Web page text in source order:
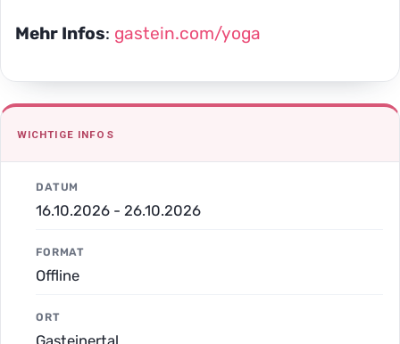
Mehr Infos: gastein.com/yoga
WICHTIGE INFOS
DATUM
16.10.2026 - 26.10.2026
FORMAT
Offline
ORT